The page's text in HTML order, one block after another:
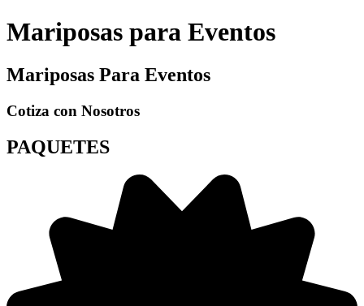
Mariposas para Eventos
Mariposas Para Eventos
Cotiza con Nosotros
PAQUETES